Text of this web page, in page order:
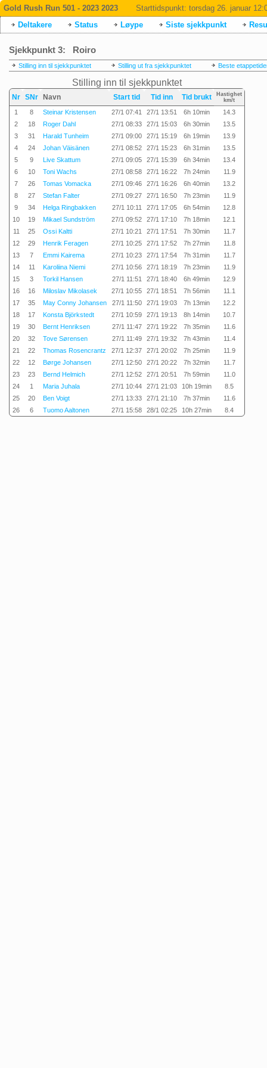
Gold Rush Run 501 - 2023 2023 Starttidspunkt: torsdag 26. januar
Deltakere
Status Løype Siste sjekkpunkt
Sjekkpunkt 3: Roiro
Stilling inn til sjekkpunktet Stilling ut fra sjekkpunktet Beste
Stilling inn til sjekkpunktet
Nr SNr Navn Start tid Tid inn Tid brukt
Hastighet
km/t
1 8 Steinar Kristensen 27/1 07:41 27/1 13:51 6h 10min
14.3
2
18 Roger Dahl 27/1 08:33 27/1 15:03 6h 30min
13.5
3
31 Harald Tunheim 27/1 09:00 27/1 15:19 6h 19min
13.9
4
24 Johan Väisänen 27/1 08:52 27/1 15:23 6h 31min
13.5
5
9 Live Skattum 27/1 09:05 27/1 15:39 6h 34min
13.4
6
10 Toni Wachs 27/1 08:58 27/1 16:22 7h 24min
11.9
7
26 Tomas Vomacka 27/1 09:46 27/1 16:26 6h 40min
13.2
8
27 Stefan Falter 27/1 09:27 27/1 16:50 7h 23min
11.9
9
34 Helga Ringbakken 27/1 10:11 27/1 17:05 6h 54min
12.8
10
19 Mikael Sundström 27/1 09:52 27/1 17:10 7h 18min
12.1
11
25 Ossi Kaltti 27/1 10:21 27/1 17:51 7h 30min
11.7
12
29 Henrik Feragen 27/1 10:25 27/1 17:52 7h 27min
11.8
13
7 Emmi Kairema 27/1 10:23 27/1 17:54 7h 31min
11.7
14
11 Karoliina Niemi 27/1 10:56 27/1 18:19 7h 23min
11.9
15
3 Torkil Hansen 27/1 11:51 27/1 18:40 6h 49min
12.9
16
16 Miloslav Mikolasek 27/1 10:55 27/1 18:51 7h 56min
11.1
17
35 May Conny Johansen 27/1 11:50 27/1 19:03 7h 13min
12.2
18
17 Konsta Björkstedt 27/1 10:59 27/1 19:13 8h 14min
10.7
19
30 Bernt Henriksen 27/1 11:47 27/1 19:22 7h 35min
11.6
20
32 Tove Sørensen 27/1 11:49 27/1 19:32 7h 43min
11.4
21
22 Thomas Rosencrantz 27/1 12:37 27/1 20:02 7h 25min
11.9
22
12 Børge Johansen 27/1 12:50 27/1 20:22 7h 32min
11.7
23
23 Bernd Helmich 27/1 12:52 27/1 20:51 7h 59min
11.0
24
1 Maria Juhala 27/1 10:44 27/1 21:03 10h 19min
8.5
25
20 Ben Voigt 27/1 13:33 27/1 21:10 7h 37min
11.6
26
6 Tuomo Aaltonen 27/1 15:58 28/1 02:25 10h 27min 8.4